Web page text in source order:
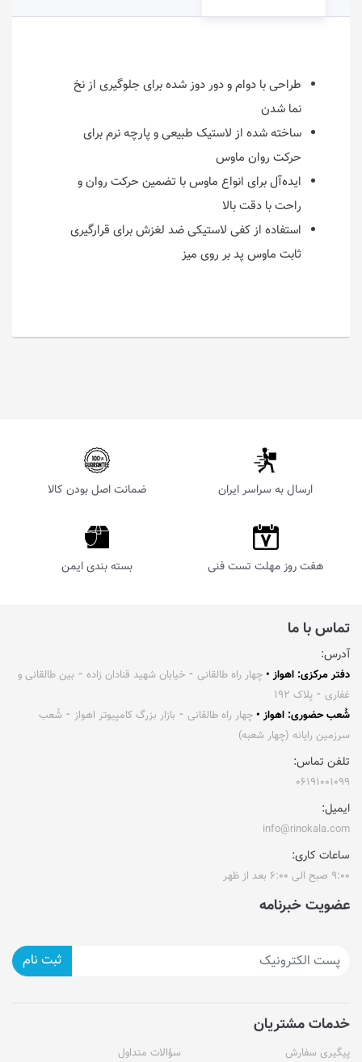
طراحی با دوام و دور دوز شده برای جلوگیری از نخ
نما شدن
ساخته شده از لاستیک طبیعی و پارچه نرم برای
حرکت روان ماوس
ایده‌آل برای انواع ماوس با تضمین حرکت روان و
راحت با دقت بالا
استفاده از کفی لاستیکی ضد لغزش برای قرارگیری
ثابت ماوس پد بر روی میز
ارسال به سراسر ایران ضمانت اصل بودن کالا
هفت روز مهلت تست فنی بسته بندی ایمن
تماس با ما
آدرس:
دفتر مرکزی: اهواز • چهار راه طالقانی ⁃ خیابان شهید قنادان زاده ⁃ بین طالقانی و
غفاری ⁃ پلاک ۱۹۲
شُعب حضوری: اهواز • چهار راه طالقانی ⁃ بازار بزرگ کامپیوتر اهواز ⁃ شُعب
سرزمین رایانه (چهار شعبه)
تلفن تماس:
۰۶۱۹۱۰۰۱۰۹۹
ایمیل:
info@rinokala.com
ساعات کاری:
۹:۰۰ صبح الی ۶:۰۰ بعد از ظهر
عضویت خبرنامه
ثبت نام
خدمات مشتریان
پیگیری سفارش سؤالات متداول